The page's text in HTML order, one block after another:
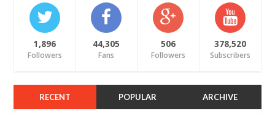
1,896
Followers
44,305
Fans
506
Followers
378,520
Subscribers
RECENT POPULAR ARCHIVE